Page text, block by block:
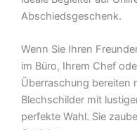
Abschiedsgeschenk.
Wenn Sie Ihren
im Büro, Ihrem Chef
Überraschung bereiten
Blechschilder mit
perfekte Wahl. Sie